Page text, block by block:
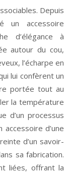
Depuis
un accessoire
d’élégance à
autour du cou,
l’écharpe en
lui confèrent un
portée tout au
la température
d’un processus
d’une
d’un savoir-
sa fabrication.
liées, offrant la